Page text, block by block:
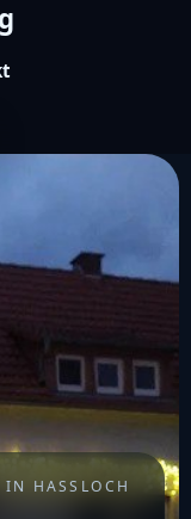
HASSLOCH U